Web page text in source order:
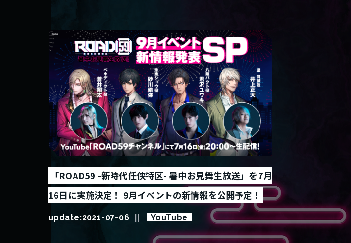
「ROAD59 -新時代任侠特区- 暑中お見舞生放送」を7月
16日に実施決定！ 9月イベントの新情報を公開予定！
update:2021-07-06 YouTube